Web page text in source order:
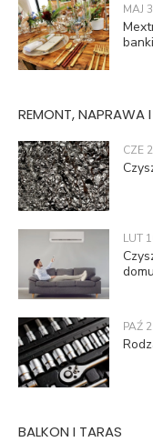
MAJ
REMONT, NAPRAWA
CZE
LUT
domu
PAŹ
BALKON I TARAS